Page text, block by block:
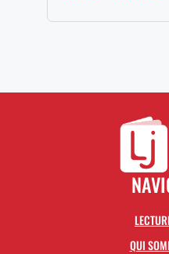
à
QUI